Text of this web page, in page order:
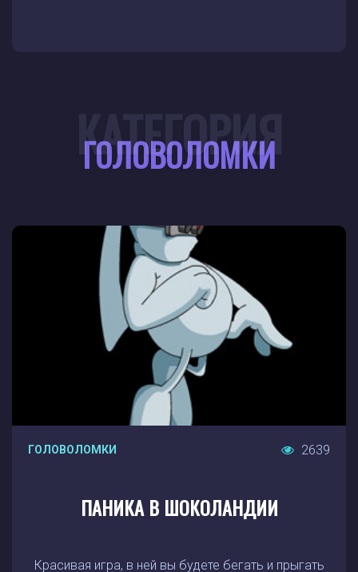
ГОЛОВОЛОМКИ
КАТЕГОРИЯ
ГОЛОВОЛОМКИ 2639
ПАНИКА В ШОКОЛАНДИИ
Красивая игра, в ней вы будете бегать и прыгать